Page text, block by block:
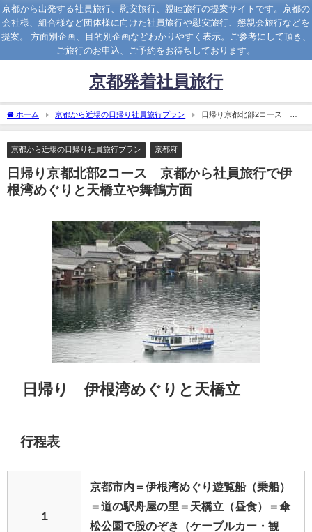
京都から出発する社員旅行、慰安旅行、親睦旅行の提案サイトです。京都の
会社様、組合様など団体様に向けた社員旅行や慰安旅行、懇親会旅行などを
提案。 方面別企画、目的別企画などわかりやすく表示。ご参考にして頂き、
ご旅行のお申込、ご予約をお待ちしております。
京都発着社員旅行
ホーム 京都から近場の日帰り社員旅行プラン
日帰り京都北部2コース 京
都から社員旅行で伊根湾めぐりと天橋立や舞鶴方面
京都から近場の日帰り社員旅行プラン 京都府
日帰り京都北部2コース 京都から社員旅行で伊
根湾めぐりと天橋立や舞鶴方面
日帰り 伊根湾めぐりと天橋立
行程表
１
京都市内＝伊根湾めぐり遊覧船（乗船）
＝道の駅舟屋の里＝天橋立（昼食）＝傘
松公園で股のぞき（ケーブルカー・観